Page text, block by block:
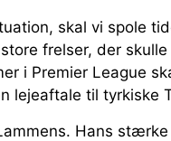
skal vi spole
frelser, der
i Premier League
lejeaftale til tyrkiske
Hans